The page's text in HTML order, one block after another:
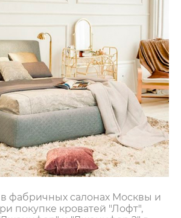
в фабричных салонах Москвы и
покупке кроватей "Лофт",